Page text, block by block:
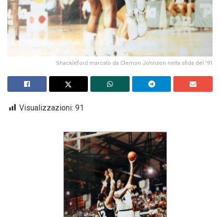
Shackleford marcato da Clemon Johnson nella sfida del '91
Visualizzazioni: 91